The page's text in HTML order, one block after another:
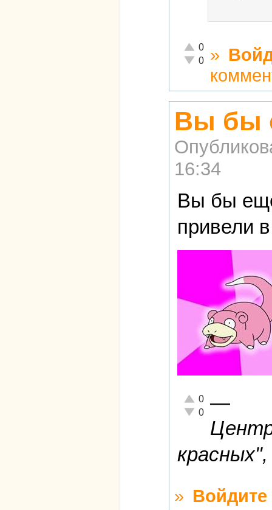
Отлично!
0
Неадекватно!
0 »
Вы бы
16:34
Вы бы
привели
Отлично!
0
Неадекватно!
0 —
» Войдите